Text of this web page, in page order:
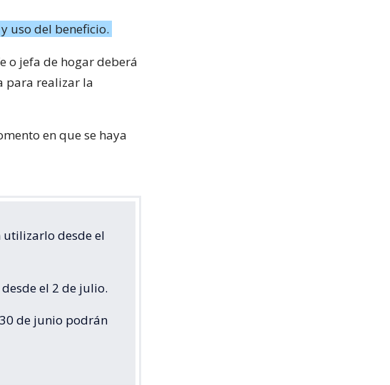
uso del beneficio.
o jefa de hogar deberá
para realizar la
en que se haya
utilizarlo desde el
el 2 de julio.
de junio podrán